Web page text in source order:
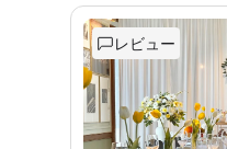
レビュー